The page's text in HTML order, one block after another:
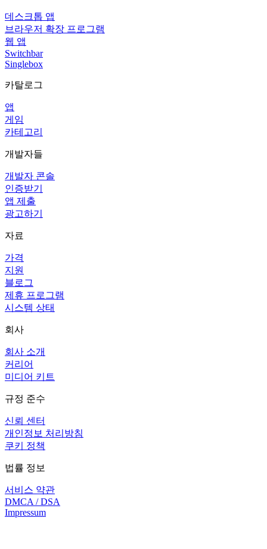
데스크톱 앱
브라우저 확장 프로그램
웹 앱
Switchbar
Singlebox
카탈로그
앱
게임
카테고리
개발자들
개발자 콘솔
인증받기
앱 제출
광고하기
자료
가격
지원
블로그
제휴 프로그램
시스템 상태
회사
회사 소개
커리어
미디어 키트
규정 준수
신뢰 센터
개인정보 처리방침
쿠키 정책
법률 정보
서비스 약관
DMCA / DSA
Impressum